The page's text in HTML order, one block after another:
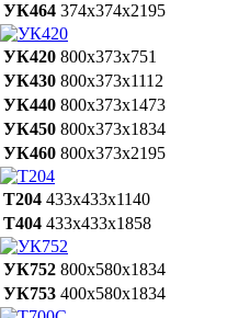
УК464 374х374х2195
УК420 800х373х751
УК430 800х373х1112
УК440 800х373х1473
УК450 800х373х1834
УК460 800х373х2195
Т204 433х433х1140
Т404 433х433х1858
УК752 800х580х1834
УК753 400х580х1834